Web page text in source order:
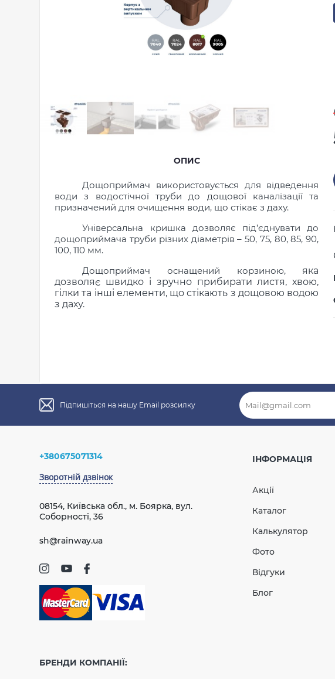
ОПИС
Дощоприймач використовується для відведення
води з водостічної труби до дощової каналізації та
призначений для очищення води, що стікає з даху.
Універсальна кришка дозволяє під’єднувати до
дощоприймача труби різних діаметрів – 50, 75, 80, 85, 90,
100, 110 мм.
Дощоприймач оснащений корзиною, яка
дозволяє швидко і зручно прибирати листя, хвою,
гілки та інші елементи, що стікають з дощовою водою
з даху.
Розміри
1 шт
Додаткові характеристики
Температура для монтажу
10 років
Написати відгук
Ваше ім’я:
Ваш відгук
Рейтинг
ВІДПРАВИТИ
Підпишіться на нашу Email розсилку
+380675071314
Зворотній дзвінок
08154, Київська обл., м. Боярка, вул.
Соборності, 36
sh@rainway.ua
ІНФОРМАЦІЯ
Акції
Каталог
Калькулятор
Фото
Відгуки
Блог
БРЕНДИ КОМПАНІЇ: